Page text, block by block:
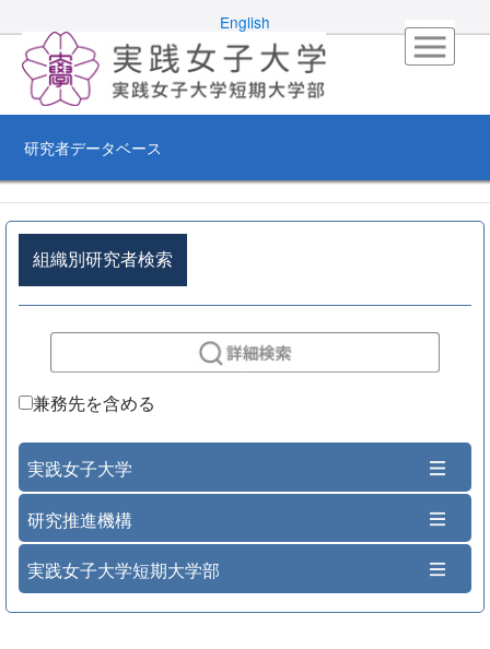
English
研究者データベース
組織別研究者検索
兼務先を含める
実践女子大学
研究推進機構
実践女子大学短期大学部